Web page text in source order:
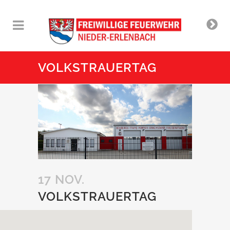
VOLKSTRAUERTAG
17 NOV.
VOLKSTRAUERTAG